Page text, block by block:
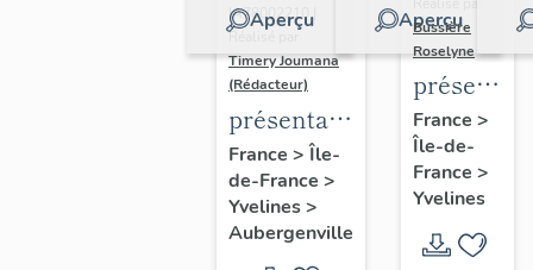
Aperçu
IA78002210 |
Réalisé par
Timery Joumana
(Rédacteur)
présentation
de l'étude
d'Elisabethville
France > Île-
de-France >
Yvelines>
Aubergenville
Aperçu
Bussière
Roselyne
du
diagnostic
et
France >
Île-de-
France >
Yvelines